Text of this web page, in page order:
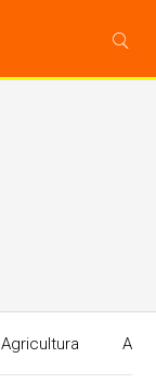
Agricultura